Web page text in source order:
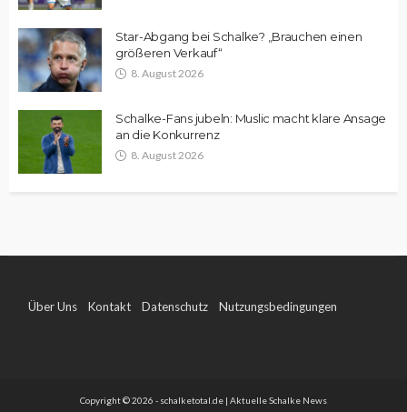
Star-Abgang bei Schalke? „Brauchen einen
größeren Verkauf“
8. August 2026
Schalke-Fans jubeln: Muslic macht klare Ansage
an die Konkurrenz
8. August 2026
Über Uns Kontakt Datenschutz Nutzungsbedingungen
Copyright © 2026 - schalketotal.de | Aktuelle Schalke News